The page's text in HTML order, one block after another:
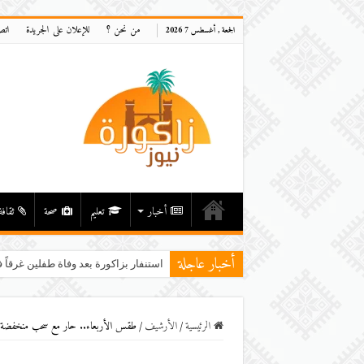
الجمعة , أغسطس 7 2026 من نحن ؟ للإعلان على الجريدة
أخبار تعليم صحة
أخبار عاجلة استنفار بزاكورة بعد وفاة طفلين
الرئيسية/اﻷرشيف/طقس الأربعاء.. حار مع سحب منخفضة